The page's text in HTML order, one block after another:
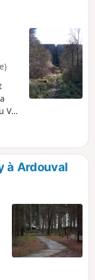
Val
à Ardouval